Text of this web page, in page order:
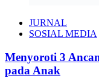
JURNAL
SOSIAL MEDIA
Menyoroti 3
pada Anak